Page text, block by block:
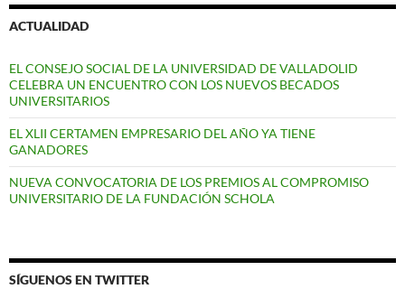
ACTUALIDAD
EL CONSEJO SOCIAL DE LA UNIVERSIDAD DE VALLADOLID
CELEBRA UN ENCUENTRO CON LOS NUEVOS BECADOS
UNIVERSITARIOS
EL XLII CERTAMEN EMPRESARIO DEL AÑO YA TIENE
GANADORES
NUEVA CONVOCATORIA DE LOS PREMIOS AL COMPROMISO
UNIVERSITARIO DE LA FUNDACIÓN SCHOLA
SÍGUENOS EN TWITTER